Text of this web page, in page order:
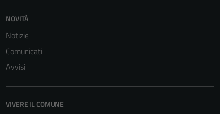
NOVITÀ
Notizie
Comunicati
Avvisi
VIVERE IL COMUNE